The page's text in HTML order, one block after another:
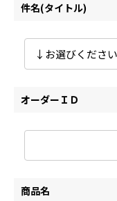
件名(タイトル)
オーダーＩＤ
商品名